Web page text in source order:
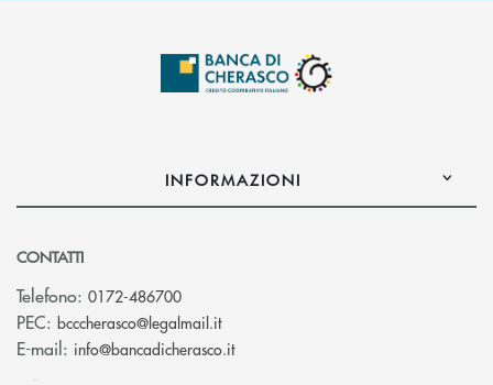
INFORMAZIONI
CONTATTI
Telefono: 0172-486700
PEC: bcccherasco@legalmail.it(si apre l’app di posta elettronica)
E-mail: info@bancadicherasco.it(si apre l’app di posta elettronica)